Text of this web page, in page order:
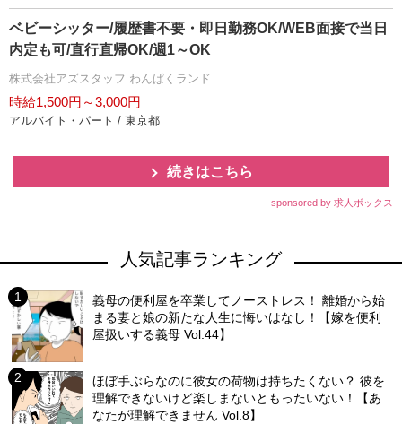
ベビーシッター/履歴書不要・即日勤務OK/WEB面接で当日
内定も可/直行直帰OK/週1～OK
株式会社アズスタッフ わんぱくランド
時給1,500円～3,000円
アルバイト・パート / 東京都
続きはこちら
sponsored by 求人ボックス
人気記事ランキング
義母の便利屋を卒業してノーストレス！ 離婚から始
まる妻と娘の新たな人生に悔いはなし！【嫁を便利
屋扱いする義母 Vol.44】
ほぼ手ぶらなのに彼女の荷物は持ちたくない？ 彼を
理解できないけど楽しまないともったいない！【あ
なたが理解できません Vol.8】